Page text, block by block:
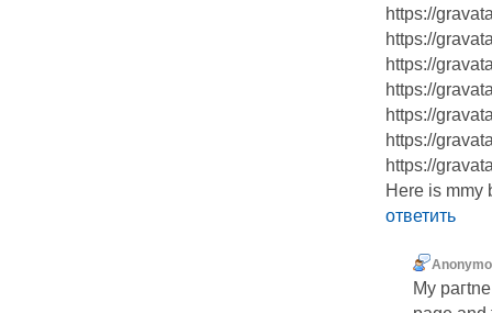
https://
https://
https://
https://
https://
https://
https://
Here is mmy
ответить
Μy